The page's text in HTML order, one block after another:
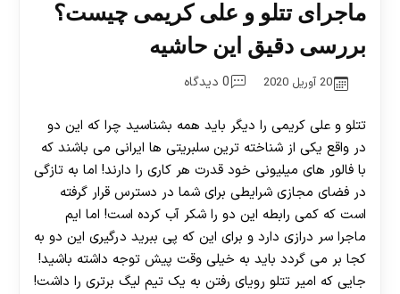
ماجرای تتلو و علی کریمی چیست؟
بررسی دقیق این حاشیه
20 آوریل 2020 0 دیدگاه
تتلو و علی کریمی را دیگر باید همه بشناسید چرا که این دو
در واقع یکی از شناخته ترین سلبریتی ها ایرانی می باشند که
با فالور های میلیونی خود قدرت هر کاری را دارند! اما به تازگی
در فضای مجازی شرایطی برای شما در دسترس قرار گرفته
است که کمی رابطه این دو را شکر آب کرده است! اما ایم
ماجرا سر درازی دارد و برای این که پی ببرید درگیری این دو به
کجا بر می گردد باید به خیلی وقت پیش توجه داشته باشید!
جایی که امیر تتلو رویای رفتن به یک تیم لیگ برتری را داشت!